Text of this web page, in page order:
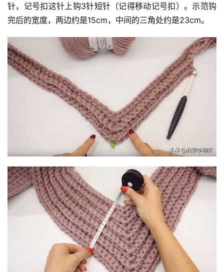
针，记号扣这针上钩3针短针（记得移动记号扣）。示范钩
完后的宽度，两边约是15cm，中间的三角处约是23cm。